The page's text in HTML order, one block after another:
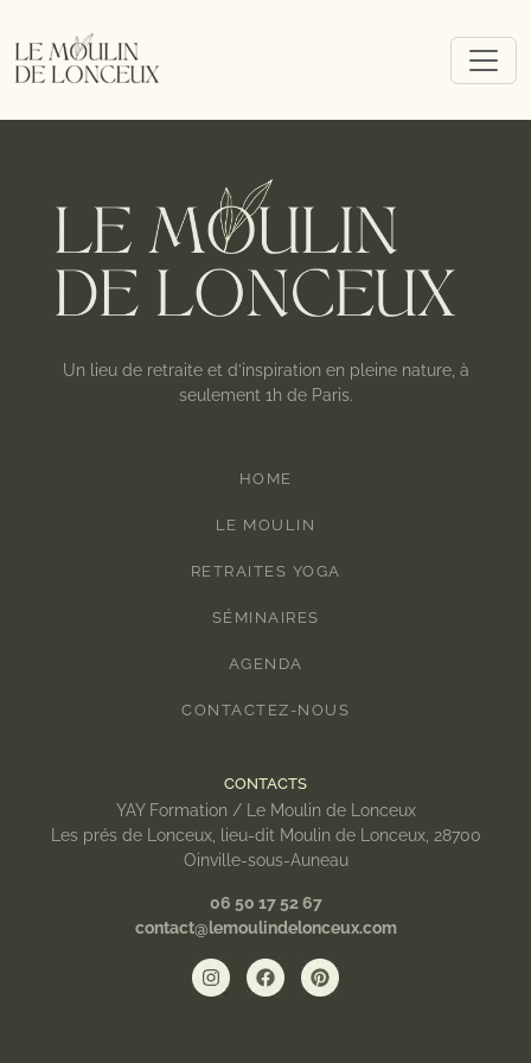
Un lieu de retraite et d’inspiration en pleine nature, à
seulement 1h de Paris.
HOME
LE MOULIN
RETRAITES YOGA
SÉMINAIRES
AGENDA
CONTACTEZ-NOUS
CONTACTS
YAY Formation / Le Moulin de Lonceux
Les prés de Lonceux, lieu-dit Moulin de Lonceux, 28700
Oinville-sous-Auneau
06 50 17 52 67
contact@lemoulindelonceux.com